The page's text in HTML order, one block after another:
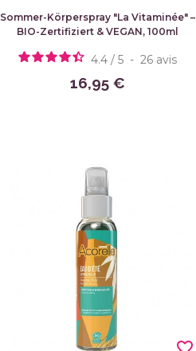
Sommer-Körperspray "La Vitaminée" –
BIO-Zertifiziert & VEGAN, 100ml
4.4 / 5 - 26 avis
16,95 €